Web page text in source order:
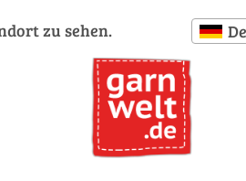
zu sehen.